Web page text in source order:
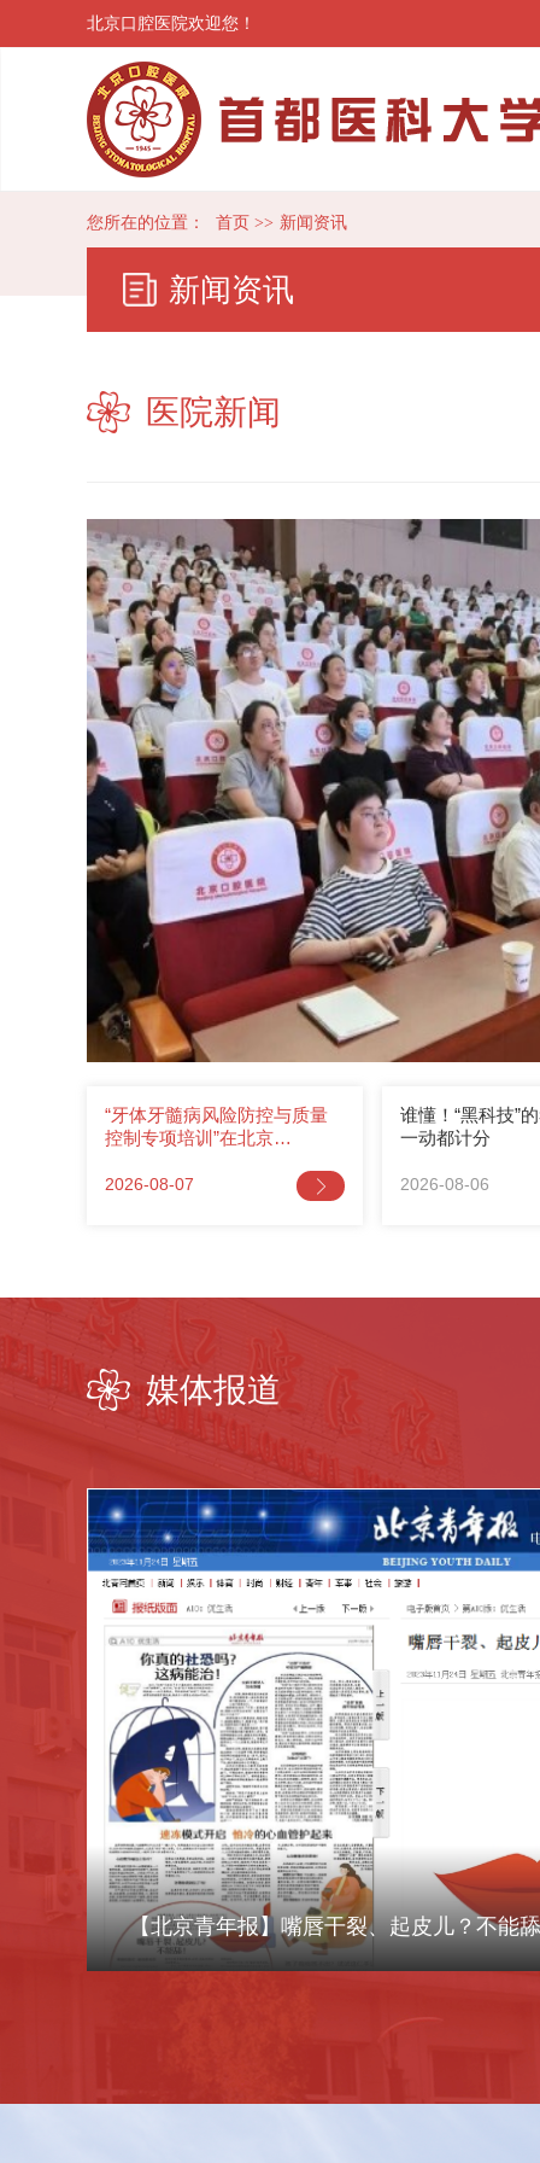
北京口腔医院欢迎您！
您所在的位置： 首页 >> 新闻资讯
新闻资讯
医院新闻
2026-08-07
“牙体牙髓病风险防控与质量
控制专项培训”在北京…
2026-08-06
谁懂！“黑科技”
一动都计分
媒体报道
【北京青年报】嘴唇干裂、起皮儿？不能